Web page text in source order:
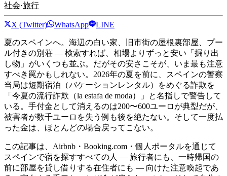
社会·旅行
X (Twitter) WhatsApp LINE
夏のスペインへ。海辺の白い家、旧市街の屋根裏部屋、プー
ル付きの別荘 ― 検索すれば、相場よりずっと安い「掘り出
し物」がいくつも並ぶ。だがその安さこそが、いま最も注意
すべき罠かもしれない。2026年の夏を前に、スペインの警察
当局は短期宿泊（バケーションレンタル）をめぐる詐欺を
「今夏の流行詐欺（la estafa de moda）」と名指しで警告して
いる。手付金として消えるのは200〜600ユーロが典型だが、
被害者が数千ユーロを失う例も後を絶たない。そして一度払
った金は、ほとんどの場合戻ってこない。
この記事は、Airbnb・Booking.com・個人ポータルを通じて
スペインで宿を探すすべての人 ― 旅行者にも、一時帰国の
前に部屋を貸し借りする在住者にも ― 向けた注意喚起であ